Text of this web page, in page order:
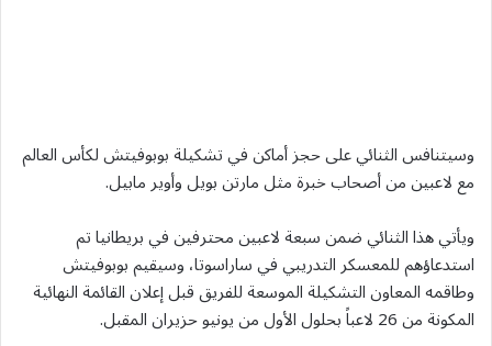
وسيتنافس الثنائي على حجز أماكن في تشكيلة بوبوفيتش لكأس العالم
مع لاعبين من أصحاب خبرة مثل مارتن بويل وأوير مابيل.
ويأتي هذا الثنائي ضمن سبعة لاعبين محترفين في ⁠بريطانيا تم
استدعاؤهم للمعسكر التدريبي في ‌ساراسوتا، وسيقيم ‌بوبوفيتش
وطاقمه المعاون التشكيلة الموسعة للفريق ​قبل إعلان القائمة ‌النهائية
المكونة من 26 لاعباً بحلول ‌الأول من يونيو حزيران المقبل.